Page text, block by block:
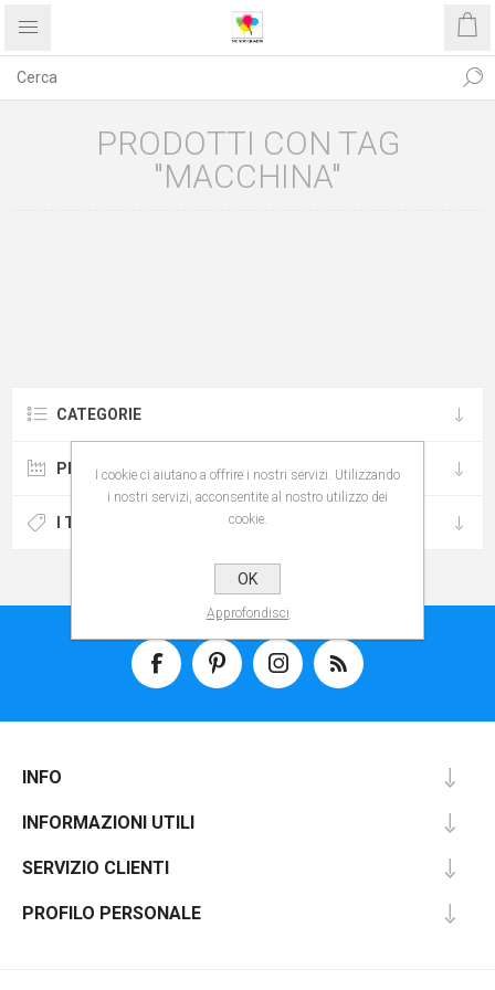
PRODOTTI CON TAG
"MACCHINA"
CATEGORIE
PRODUTTORI
I TAG PIÙ POPOLARI
INFO
INFORMAZIONI UTILI
SERVIZIO CLIENTI
PROFILO PERSONALE
I cookie ci aiutano a offrire i nostri servizi. Utilizzando
i nostri servizi, acconsentite al nostro utilizzo dei
cookie.
OK
Approfondisci